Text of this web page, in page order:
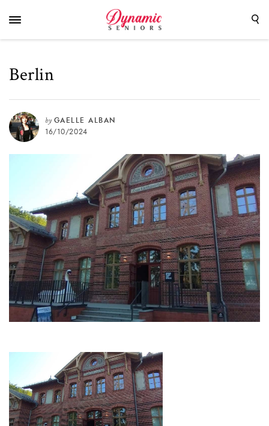
Berlin
by GAELLE ALBAN
16/10/2024